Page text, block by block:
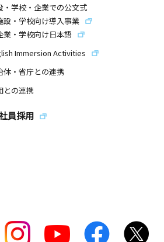
・学校・企業での公文式
設・学校向け導入事業
業・学校向け日本語
Immersion Activities
体・省庁との連携
との連携
員採用